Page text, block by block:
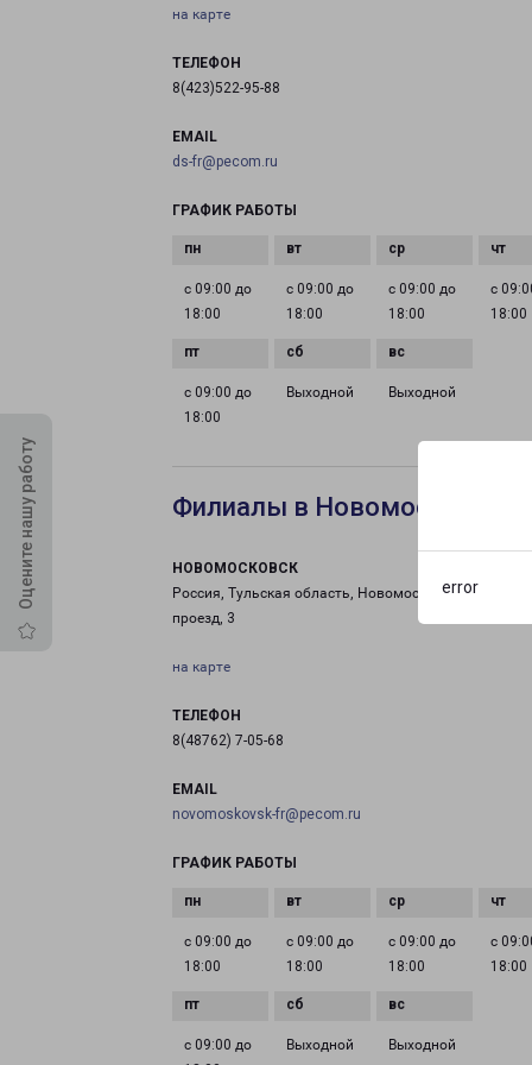
error
Оцените нашу работу
на карте
ТЕЛЕФОН
8(423)522-95-88
EMAIL
ds-fr@pecom.ru
ГРАФИК РАБОТЫ
с 09:00 до
18:00
с 09:00 до
18:00
с 09:00 до
18:00
с
18:00
с 09:00 до
18:00
Выходной Выходной
Филиалы в Новомосковске
НОВОМОСКОВСК
Россия, Тульская область, Новомосковск, Узловский
проезд, 3
на карте
ТЕЛЕФОН
8(48762) 7-05-68
EMAIL
novomoskovsk-fr@pecom.ru
ГРАФИК РАБОТЫ
с 09:00 до
18:00
с 09:00 до
18:00
с 09:00 до
18:00
с
18:00
с 09:00 до
Выходной Выходной